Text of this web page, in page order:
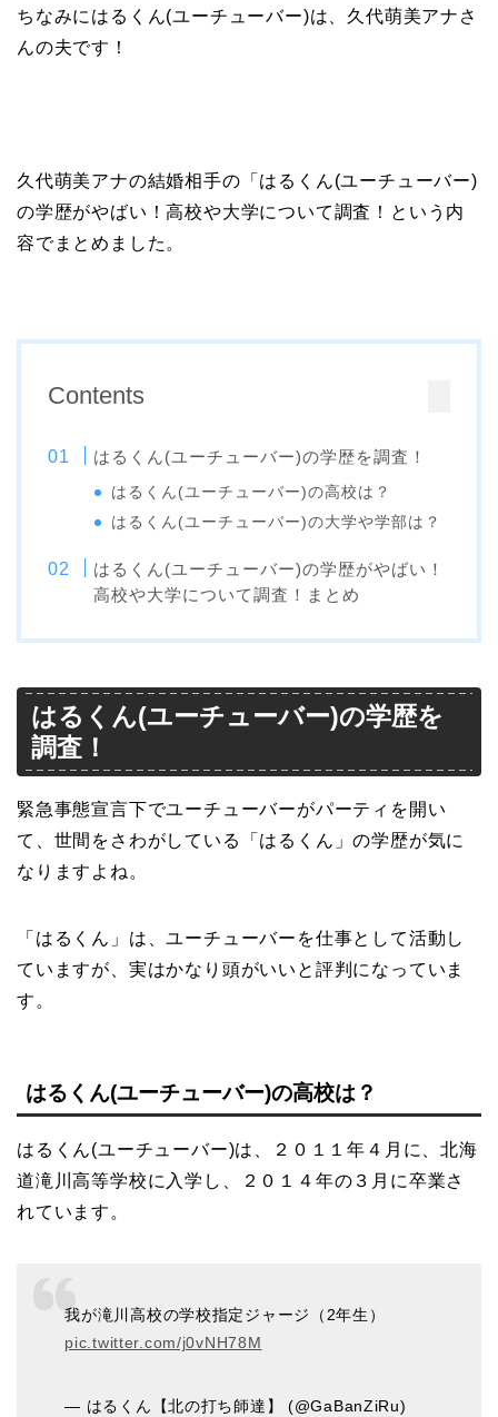
ちなみにはるくん(ユーチューバー)は、久代萌美アナさ
んの夫です！
久代萌美アナの結婚相手の「はるくん(ユーチューバー)
の学歴がやばい！高校や大学について調査！という内
容でまとめました。
Contents
はるくん(ユーチューバー)の学歴を調査！
はるくん(ユーチューバー)の高校は？
はるくん(ユーチューバー)の大学や学部は？
はるくん(ユーチューバー)の学歴がやばい！
高校や大学について調査！まとめ
はるくん(ユーチューバー)の学歴を
調査！
緊急事態宣言下でユーチューバーがパーティを開い
て、世間をさわがしている「 は るくん 」の学歴が気に
なりますよね。
「 は るくん 」は、ユーチューバーを仕事として活動し
ていますが、実はかなり頭がいいと評判になっていま
す。
はるくん(ユーチューバー)の高校は？
はるくん(ユーチューバー)は、２０１１年４月に、北海
道滝川高等学校に入学し、２０１４年の３月に卒業さ
れています。
我が滝川高校の学校指定ジャージ（2年生）
pic.twitter.com/j0vNH78M
— はるくん【北の打ち師達】 (@GaBanZiRu)